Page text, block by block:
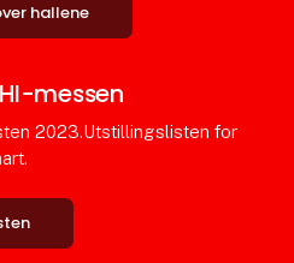
hallene
messen
2023.Utstillingslisten for